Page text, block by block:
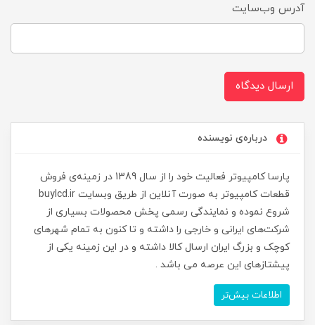
آدرس وب‌سایت
ارسال دیدگاه
درباره‌ی نویسنده
پارسا کامپیوتر فعالیت خود را از سال 1389 در زمینه‌ی فروش
قطعات کامپیوتر به صورت آنلاین از طریق وبسایت buylcd.ir
شروع نموده و نمایندگی رسمی پخش محصولات بسیاری از
شرکت‌های ایرانی و خارجی را داشته و تا کنون به تمام شهرهای
کوچک و بزرگ ایران ارسال کالا داشته و در این زمینه یکی از
پیشتازهای این عرصه می باشد .
اطلاعات بیش‌تر